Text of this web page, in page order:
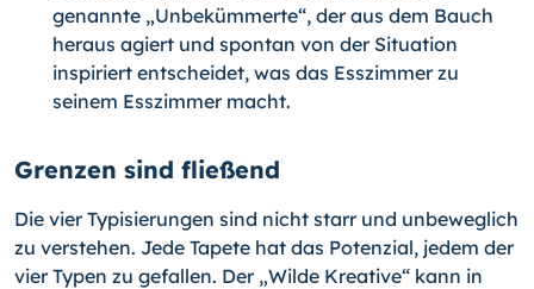
genannte „Unbekümmerte“, der aus dem Bauch
heraus agiert und spontan von der Situation
inspiriert entschei­det, was das Esszimmer zu
seinem Esszimmer macht.
Grenzen sind fließend
Die vier Typisierungen sind nicht starr und unbeweglich
zu verstehen. Jede Tapete hat das Potenzial, jedem der
vier Typen zu gefallen. Der „Wilde Kreative“ kann in